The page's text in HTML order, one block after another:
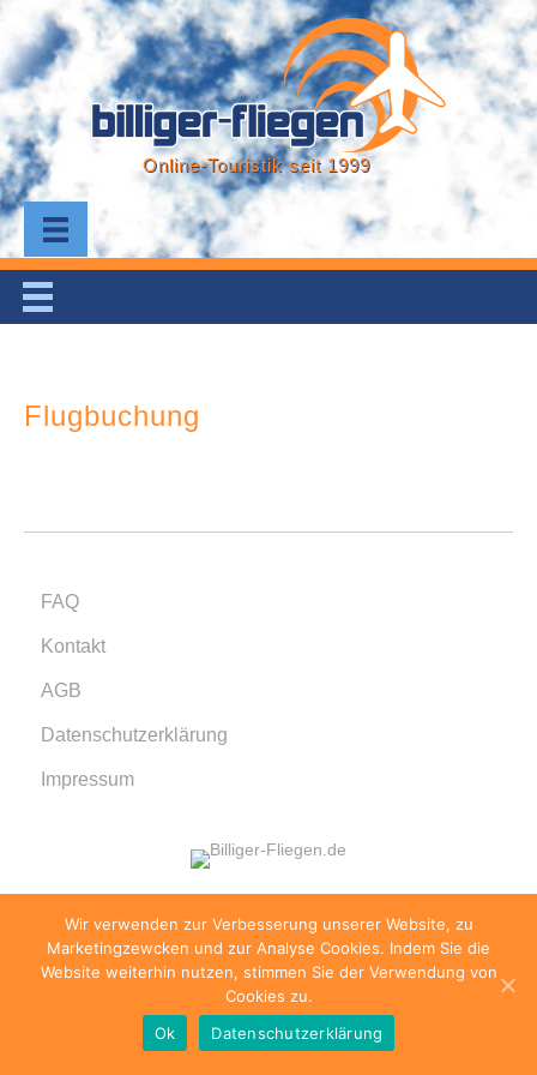
Online-Touristik seit 1999
Flugbuchung
FAQ
Kontakt
AGB
Datenschutzerklärung
Impressum
© 1999 - 2026 billiger-fliegen.de · Alle Rechte
vorbehalten.
Wir verwenden zur Verbesserung unserer Website, zu
Marketingzewcken und zur Analyse Cookies. Indem Sie die
Website weiterhin nutzen, stimmen Sie der Verwendung von
Cookies zu.
Ok
Datenschutzerklärung